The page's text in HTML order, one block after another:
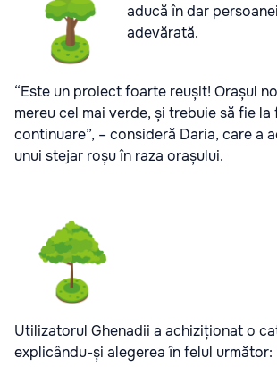
aducă în dar
adevărată.
“Este un proiect foarte reușit! Orașul
mereu cel mai verde, și trebuie să fie la
continuare”, – consideră Daria, care a
unui stejar roșu în raza orașului.
Utilizatorul Ghenadii a achiziționat o
explicându-și alegerea în felul următor: